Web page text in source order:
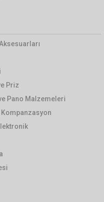
Priz
Pano Malzemeleri